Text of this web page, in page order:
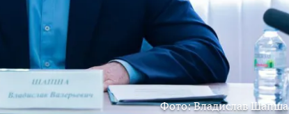
Фото: Владислав Шапша